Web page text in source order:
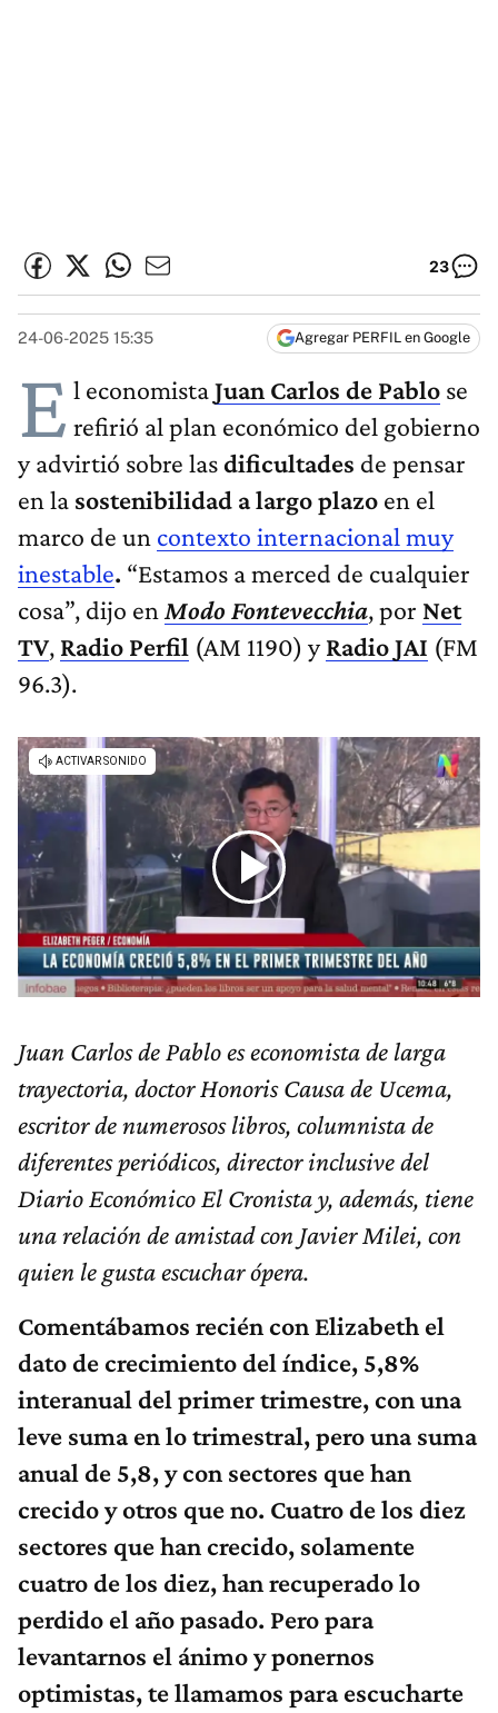
23
24-06-2025 15:35 Agregar PERFIL en Google
E l economistaJuan Carlos de Pablo se
refirió al plan económico del gobierno
y advirtió sobre lasdificultades de pensar
en la sostenibilidad a largo plazo en el
marco de un contexto internacional muy
inestable. “Estamos a merced de cualquier
cosa”, dijo en Modo Fontevecchia, por Net
TV, Radio Perfil (AM 1190) yRadio JAI (FM
96.3).
Juan Carlos de Pablo es economista de larga
trayectoria, doctor Honoris Causa de Ucema,
escritor de numerosos libros, columnista de
diferentes periódicos, director inclusive del
Diario Económico El Cronista y, además, tiene
una relación de amistad con Javier Milei, con
quien le gusta escuchar ópera.
Comentábamos recién con Elizabeth el
dato de crecimiento del índice, 5,8%
interanual del primer trimestre, con una
leve suma en lo trimestral, pero una suma
anual de 5,8, y con sectores que han
crecido y otros que no. Cuatro de los diez
sectores que han crecido, solamente
cuatro de los diez, han recuperado lo
perdido el año pasado. Pero para
levantarnos el ánimo y ponernos
optimistas, te llamamos para escucharte